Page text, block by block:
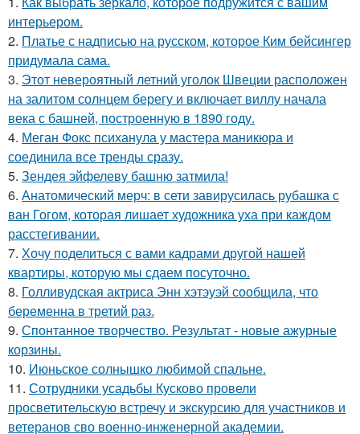
интерьером.
2. Платье с надписью на русском, которое Ким бейсингер
придумала сама.
3. Этот невероятный летний уголок Швеции расположен
на залитом солнцем берегу и включает виллу начала
века с башней, построенную в 1890 году.
4. Меган Фокс психанула у мастера маникюра и
соединила все тренды сразу.
5. Зендея эйфелеву башню затмила!
6. Анатомический мерч: в сети завирусилась рубашка с
ван Гогом, которая лишает художника уха при каждом
расстегивании.
7. Хочу поделиться с вами кадрами другой нашей
квартиры, которую мы сдаем посуточно.
8. Голливудская актриса Энн хэтэуэй сообщила, что
беременна в третий раз.
9. Спонтанное творчество. Результат - новые ажурные
корзины.
10. Июньское солнышко любимой спальне.
11. Сотрудники усадьбы Кусково провели
просветительскую встречу и экскурсию для участников и
ветеранов сво военно-инженерной академии.